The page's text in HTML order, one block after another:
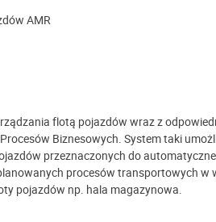
AMR
flotą pojazdów wraz z
Biznesowych. System taki
przeznaczonych do
procesów transportowych w
pojazdów np. hala magazynowa.